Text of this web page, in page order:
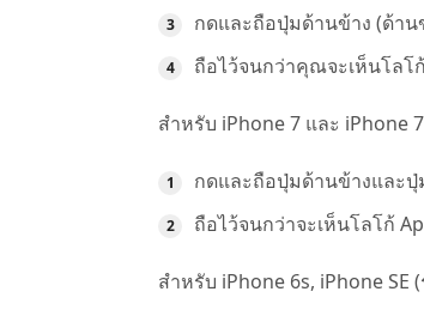
กดและถือปุ่มด้านข้าง (ด้าน
ถือไว้จนกว่าคุณจะเห็นโล
สำหรับ iPhone 7 และ iPhone
กดและถือปุ่มด้านข้างและ
ถือไว้จนกว่าจะเห็นโลโก้
สำหรับ iPhone 6s, iPhone